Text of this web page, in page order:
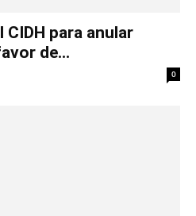
para anular
de...
0